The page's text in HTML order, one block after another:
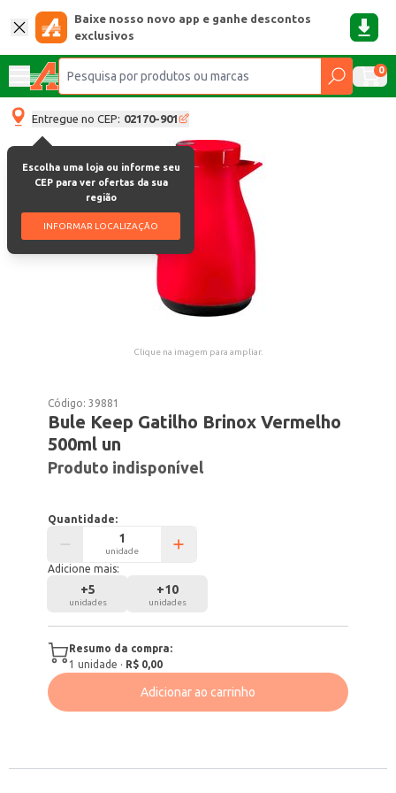
Baixe nosso novo app e ganhe descontos
exclusivos
0
Entregue no CEP: 02170-901
Escolha uma loja ou informe seu
CEP para ver ofertas da sua
região
INFORMAR LOCALIZAÇÃO
Clique na imagem para ampliar.
Código:39881
Bule Keep Gatilho Brinox Vermelho
500ml un
Produto indisponível
Quantidade:
unidade
Adicione mais:
+5
unidades
+10
unidades
Resumo da compra:
1 unidade · R$ 0,00
Adicionar ao carrinho